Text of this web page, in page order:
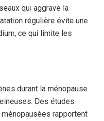
qui aggrave la
régulière évite une
ce qui limite les
durant la ménopause
Des études
rapportent